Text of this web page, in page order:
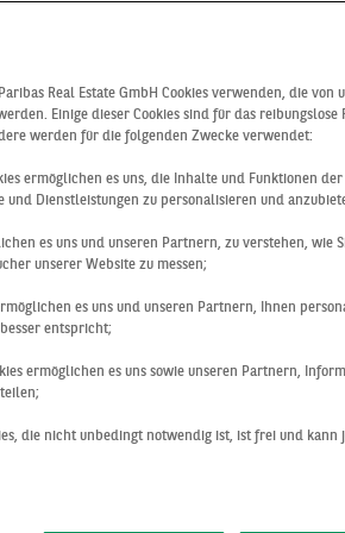
zum
Sie Ihre Immobilien-
zum Immobilienmarkt
zur
unserer Geschäftsbereiche und
zu den Logistikimmobilienmärkten
Real Estate GmbH Cookies verwenden, die von
Einige dieser Cookies sind für das reibungslose
werden für die folgenden Zwecke verwendet:
ermöglichen es uns, die Inhalte und Funktionen
und Dienstleistungen zu personalisieren und
es uns und unseren Partnern, zu verstehen, wie
unserer Website zu messen;
es uns und unseren Partnern, Ihnen
entspricht;
ermöglichen es uns sowie unseren Partnern,
die nicht unbedingt notwendig ist, ist frei und kann